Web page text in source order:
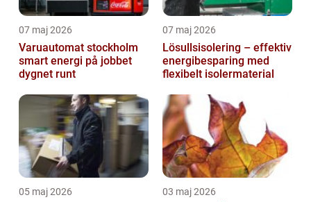
07 maj 2026
Varuautomat stockholm
smart energi på jobbet
dygnet runt
07 maj 2026
Lösullsisolering – effektiv
energibesparing med
flexibelt isolermaterial
05 maj 2026 03 maj 2026